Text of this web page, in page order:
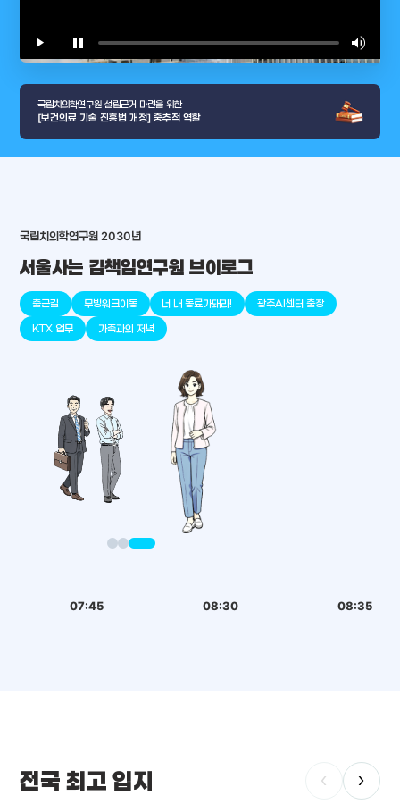
충청남도place
place
place place
place place
play_arrow pause volume_up
국립치의학연구원 설립근거 마련을 위한
[보건의료 기술 진흥법 개정] 중추적 역할
국립치의학연구원 2030년
서울사는 김책임연구원 브이로그
출근길 무빙워크이동 너 내 동료가돼라! 광주AI센터 출장
KTX 업무 가족과의 저녁
07:45 08:30 08:35
전국 최고 입지 ‹ ›